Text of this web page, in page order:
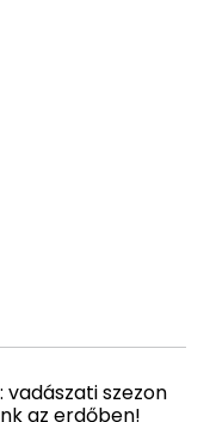
vadászati szezon
az erdőben!